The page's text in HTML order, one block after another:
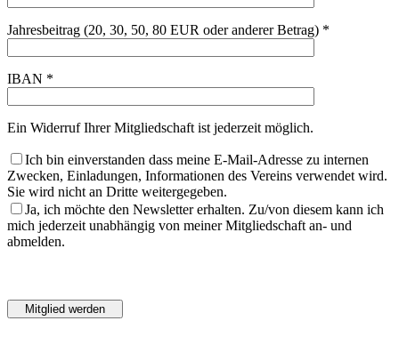
Jahresbeitrag (20, 30, 50, 80 EUR oder anderer Betrag) *
IBAN *
Ein Widerruf Ihrer Mitgliedschaft ist jederzeit möglich.
Ich bin einverstanden dass meine E-Mail-Adresse zu internen
Zwecken, Einladungen, Informationen des Vereins verwendet wird.
Sie wird nicht an Dritte weitergegeben.
Ja, ich möchte den Newsletter erhalten. Zu/von diesem kann ich
mich jederzeit unabhängig von meiner Mitgliedschaft an- und
abmelden.
dieses
Feld
lasse
dieses